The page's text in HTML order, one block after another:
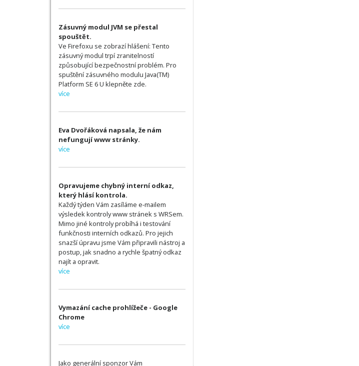
Zásuvný modul JVM se přestal
spouštět.
Ve Firefoxu se zobrazí hlášení: Tento
zásuvný modul trpí zranitelností
způsobující bezpečnostní problém. Pro
spuštění zásuvného modulu Java(TM)
Platform SE 6 U klepněte zde.
více
Eva Dvořáková napsala, že nám
nefungují www stránky.
více
Opravujeme chybný interní odkaz,
který hlásí kontrola.
Každý týden Vám zasíláme e-mailem
výsledek kontroly www stránek s WRSem.
Mimo jiné kontroly probíhá i testování
funkčnosti interních odkazů. Pro jejich
snazší úpravu jsme Vám připravili nástroj a
postup, jak snadno a rychle špatný odkaz
najít a opravit.
více
Vymazání cache prohlížeče - Google
Chrome
více
Jako generální sponzor Vám